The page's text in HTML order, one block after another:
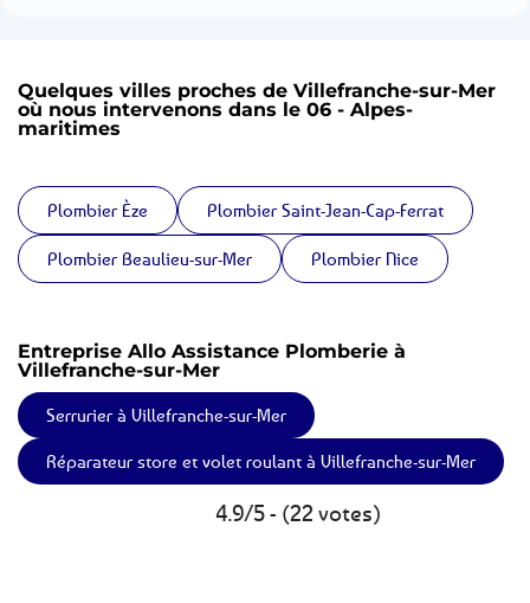
Quelques villes proches de Villefranche-sur-Mer
où nous intervenons dans le 06 - Alpes-
maritimes
Plombier Èze Plombier Saint-Jean-Cap-Ferrat
Plombier Beaulieu-sur-Mer Plombier Nice
Entreprise Allo Assistance Plomberie à
Villefranche-sur-Mer
Serrurier à Villefranche-sur-Mer
Réparateur store et volet roulant à Villefranche-sur-Mer
4.9/5 - (22 votes)